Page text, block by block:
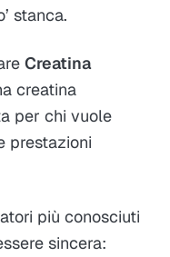
stanca.
Creatina
creatina
per chi vuole
prestazioni
più conosciuti
sincera: